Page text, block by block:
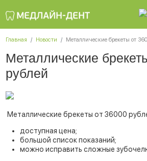
Главная Новости Металлические брекеты от
Металлические
рублей
Металлические брекеты от 36000
доступная цена;
большой список показаний;
можно исправить сложные